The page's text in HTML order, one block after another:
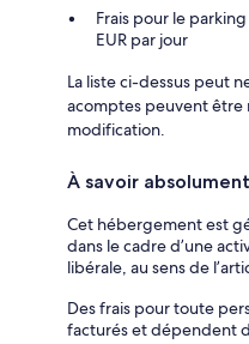
Frais pour le
EUR par jour
La liste ci-dessus peut
acomptes peuvent être
modification.
À savoir absolument
Cet hébergement est
dans le cadre d’une
libérale, au sens de
Des frais pour toute
facturés et dépendent